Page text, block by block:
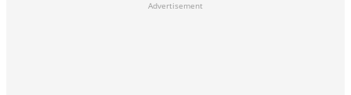
Advertisement